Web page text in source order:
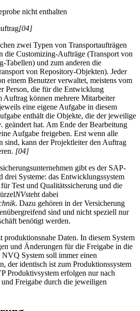
nicht enthalten
[04]
zwei Typen von Transportaufträgen
die Customizing-Aufträge (Transport von
Tabellen) und zum anderen die
von Repository-Objekten). Jeder
einem Benutzer verwaltet, meistens vom
Person, die für die Entwicklung
Auftrag können mehrere Mitarbeiter
eine eigene Aufgabe in diesem
enthält die Objekte, die der jeweilige
geändert hat. Am Ende der Bearbeitung
Aufgabe freigeben. Erst wenn alle
sind, kann der Projektleiter den Auftrag
[04]
gibt es der SAP-
drei Systeme: das Entwicklungssystem
Test und Qualitätssicherung und die
NVsteht dabei
. Dazu gehören in der Versicherung
sind und nicht speziell nur
benötigt werden.
produktionsnahe Daten. In diesem System
und Änderungen für die Freigabe in die
NVQ System soll immer einen
der identisch ist zum Produktionssystem
Produktivsystem erfolgen nur nach
und Freigabe durch die jeweiligen